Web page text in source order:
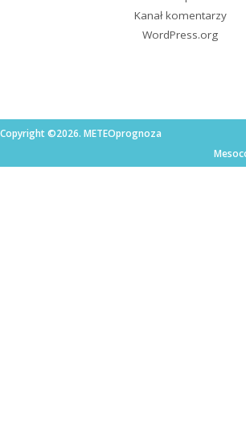
Kanał komentarzy
WordPress.org
Copyright ©2026. METEOprognoza